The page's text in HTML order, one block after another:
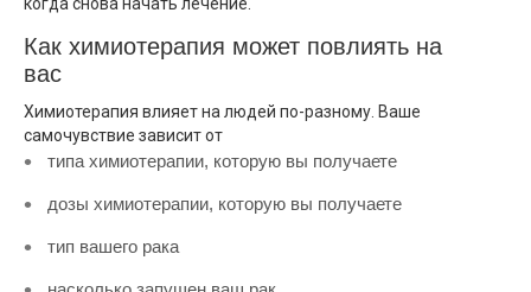
когда снова начать лечение.
Как химиотерапия может повлиять на
вас
Химиотерапия влияет на людей по-разному. Ваше
самочувствие зависит от
типа химиотерапии, которую вы получаете
дозы химиотерапии, которую вы получаете
тип вашего рака